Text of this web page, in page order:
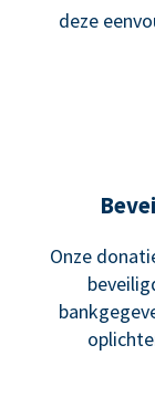
deze
Onze